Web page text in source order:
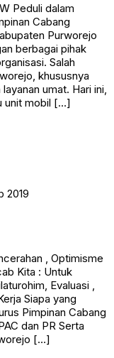
Peduli dalam
Cabang
Purworejo
berbagai pihak
Salah
khususnya
umat. Hari ini,
unit mobil […]
2019
, Optimisme
Kita : Untuk
Evaluasi ,
Siapa yang
Pimpinan Cabang
dan PR Serta
[…]